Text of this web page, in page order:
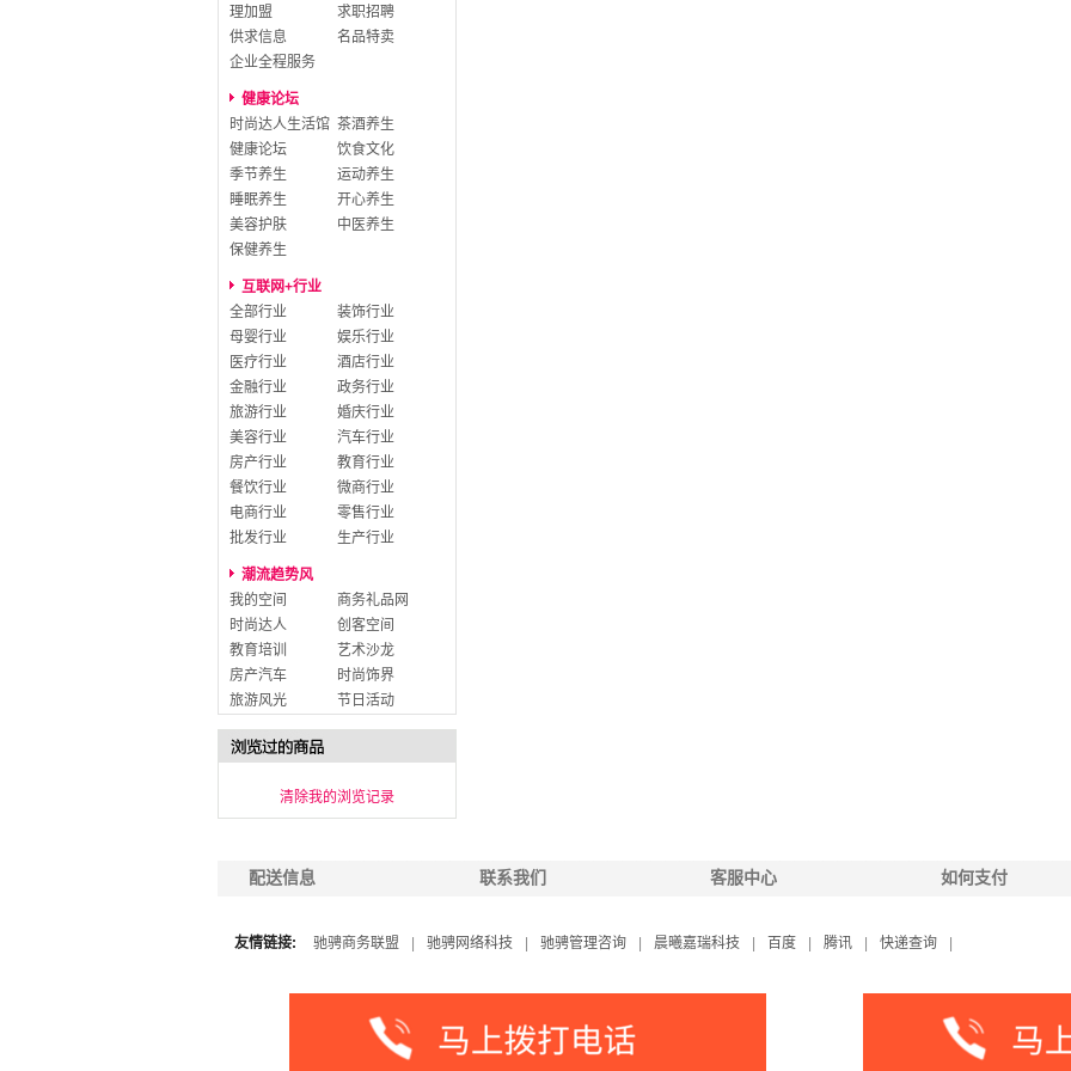
理加盟
求职招聘
供求信息
名品特卖
企业全程服务
健康论坛
时尚达人生活馆 茶酒养生
健康论坛
饮食文化
季节养生
运动养生
睡眠养生
开心养生
美容护肤
中医养生
保健养生
互联网+行业
全部行业
装饰行业
母婴行业
娱乐行业
医疗行业
酒店行业
金融行业
政务行业
旅游行业
婚庆行业
美容行业
汽车行业
房产行业
教育行业
餐饮行业
微商行业
电商行业
零售行业
批发行业
生产行业
潮流趋势风
我的空间
商务礼品网
时尚达人
创客空间
教育培训
艺术沙龙
房产汽车
时尚饰界
旅游风光
节日活动
清除我的浏览记录
配送信息 联系我们 客服中心 如何支付
友情链接: 驰骋商务联盟 驰骋网络科技 驰骋管理咨询 晨曦嘉瑞科技 百度 腾讯 快递查询